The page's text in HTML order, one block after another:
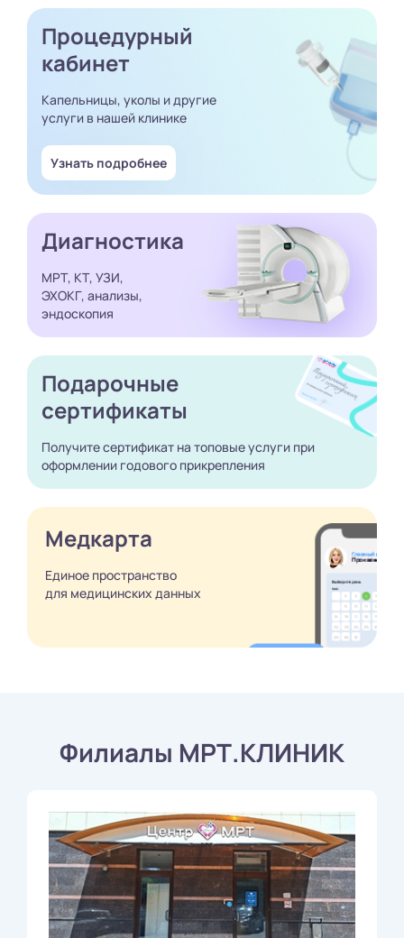
Процедурный
кабинет
Капельницы, уколы и другие
услуги в нашей клинике
Узнать подробнее
Диагностика
МРТ, КТ, УЗИ,
ЭХОКГ, анализы,
эндоскопия
Подарочные
сертификаты
Получите сертификат на топовые услуги при
оформлении годового прикрепления
Медкарта
Единое пространство
для медицинских данных
Филиалы МРТ.КЛИНИК